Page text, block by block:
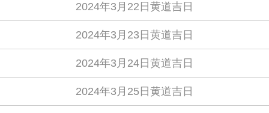
2024年3月22日黄道吉日
2024年3月23日黄道吉日
2024年3月24日黄道吉日
2024年3月25日黄道吉日